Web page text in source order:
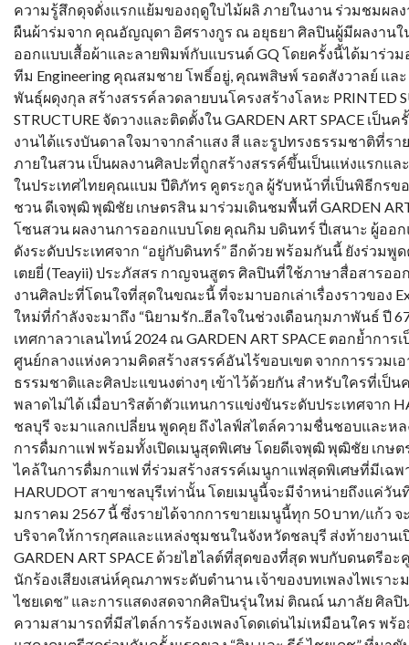
ความรู้สึกดุจดั่งแรกแย้มของฤดูใบไม้ผลิ ภายในงาน ร่วมชมผล
ผืนผ้าร่มจาก คุณอัญญุดา อิศรางกูร ณ อยุธยา ศิลปินผู้มีผลงานใ
ออกแบบเสื้อผ้าและลายพิมพ์กับแบรนด์ GQ โดยครั้งนี้ได้มาร่ว
ทีม Engineering คุณสมชาย โพธิ์อยู่, คุณพสิษพ์ รอดสังวาลย์ แล
พันธุ์ผดุงกุล สร้างสรรค์ลวดลายบนโครงสร้างโลหะ PRINTED
STRUCTURE จัดวางและติดตั้งใน GARDEN ART SPACE เป็นค
งานได้แรงบันดาลใจมาจากลำแสง สี และรูปทรงธรรมชาติที่รา
ภายในสวน เป็นผลงานศิลปะที่ถูกสร้างสรรค์ขึ้นเป็นแห่งแรกแล
ในประเทศไทยคุณแบม ปีติภัทร คูตระกูล ผู้รับหน้าที่เป็นพิธีกรขอ
ชวน ดีเจพุฒิ พุฒิชัย เกษตรสิน มาร่วมเดินชมพื้นที่ GARDEN ART
โซนสวน ผลงานการออกแบบโดย คุณกิม บดินทร์ ปี่เสนาะ ผู้ออ
ดังระดับประเทศจาก “อยู่กับดินทร์” อีกด้วย พร้อมกันนี้ ยังร่วมพู
เตยยี่ (Teayii) ประภัสสร กาญจนสูตร ศิลปินที่ใช้ภาษาสื่อสารออ
งานศิลปะที่โดนใจที่สุดในขณะนี้ ที่จะมาบอกเล่าเรื่องราวของ
ใหม่ที่กำลังจะมาถึง “นิยามรัก..ฮีลใจในช่วงเดือนกุมภาพันธ์ ปี
เทศกาลวาเลนไทน์ 2024 ณ GARDEN ART SPACE ตอกย้ำการเ
ศูนย์กลางแห่งความคิดสร้างสรรค์อันไร้ขอบเขต จากการรวมเ
ธรรมชาติและศิลปะแขนงต่างๆ เข้าไว้ด้วยกัน สำหรับใครที่เป็น
พลาดไม่ได้ เมื่อบาริสต้าตัวแทนการแข่งขันระดับประเทศจาก
ชลบุรี จะมาแลกเปลี่ยน พูดคุย ถึงไลฟ์สไตล์ความชื่นชอบและห
การดื่มกาแฟ พร้อมทั้งเปิดเมนูสุดพิเศษ โดยดีเจพุฒิ พุฒิชัย เกษต
ไคล้ในการดื่มกาแฟ ที่ร่วมสร้างสรรค์เมนูกาแฟสุดพิเศษที่มีเฉพ
HARUDOT สาขาชลบุรีเท่านั้น โดยเมนูนี้จะมีจำหน่ายถึงแค่วัน
มกราคม 2567 นี้ ซึ่งรายได้จากการขายเมนูนี้ทุก 50 บาท/แก้ว จ
บริจาคให้การกุศลและแหล่งชุมชนในจังหวัดชลบุรี ส่งท้ายงานเ
GARDEN ART SPACE ด้วยไฮไลต์ที่สุดของที่สุด พบกับดนตรีอะ
นักร้องเสียงเสน่ห์คุณภาพระดับตำนาน เจ้าของบทเพลงไพเราะ
ไชยเดช” และการแสดงสดจากศิลปินรุ่นใหม่ ติณณ์ นภาลัย ศิล
ความสามารถที่มีสไตล์การร้องเพลงโดดเด่นไม่เหมือนใคร พร้